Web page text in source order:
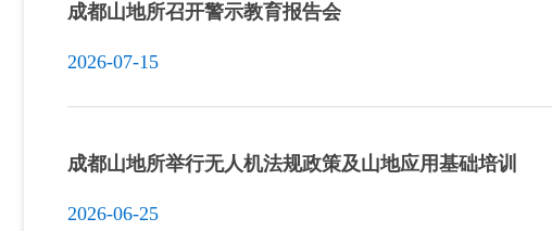
成都山地所召开警示教育报告会
2026-07-15
成都山地所举行无人机法规政策及山地应用基础培训
2026-06-25